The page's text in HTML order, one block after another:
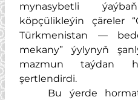
mynasybetli
köpçülikleýin çäreler
Türkmenistan —
mekany” ýylynyň
mazmun taýdan
şertlendirdi.
Bu ýerde